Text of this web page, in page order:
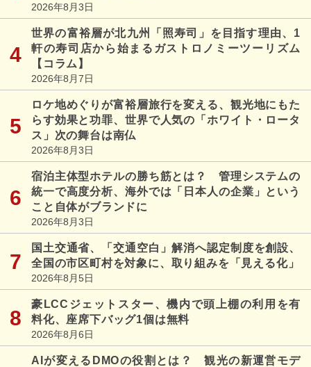
2026年8月3日
世界の富裕層が北九州「照寿司」を目指す理由、1
軒の寿司店から始まるガストロノミーツーリズム
【コラム】
2026年8月7日
ロケ地めぐりが富裕層旅行を変える、観光地にもた
らす効果と功罪、世界で人気の「ホワイト・ロータ
ス」次の舞台は南仏
2026年8月3日
宿泊主体型ホテルの勝ち筋とは？ 管理システムの
統一で高度分析、海外では「日本人の企業」という
こと自体がブランドに
2026年8月3日
国土交通省、「交通空白」解消へ認定制度を創設、
全国の市区町村を対象に、取り組みを「見える化」
2026年8月5日
豪LCCジェットスター、機内で頭上棚の利用を有
料化、座席下バッグ1個は無料
2026年8月6日
AIが変えるDMOの役割とは？ 観光の新運営モデ